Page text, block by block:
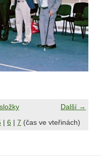
Další →
| 6 | 7 (čas ve vteřinách)